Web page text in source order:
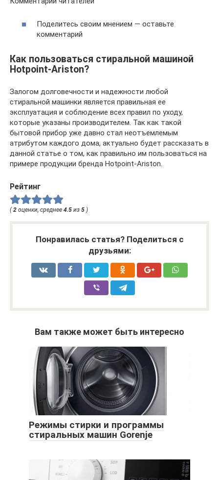
Поделитесь своим мнением — оставьте
комментарий
Как пользоваться стиральной машиной
Hotpoint-Ariston?
Залогом долговечности и надежности любой
стиральной машинки является правильная ее
эксплуатация и соблюдение всех правил по уходу,
которые указаны производителем. Так как такой
бытовой прибор уже давно стал неотъемлемым
атрибутом каждого дома, актуально будет рассказать в
данной статье о том, как правильно им пользоваться на
примере продукции бренда Hotpoint-Ariston.
Рейтинг
(2 оценки, среднее 4.5 из 5 )
Понравилась статья? Поделиться с
друзьями:
Вам также может быть интересно
Режимы стирки и программы
стиральных машин Gorenje